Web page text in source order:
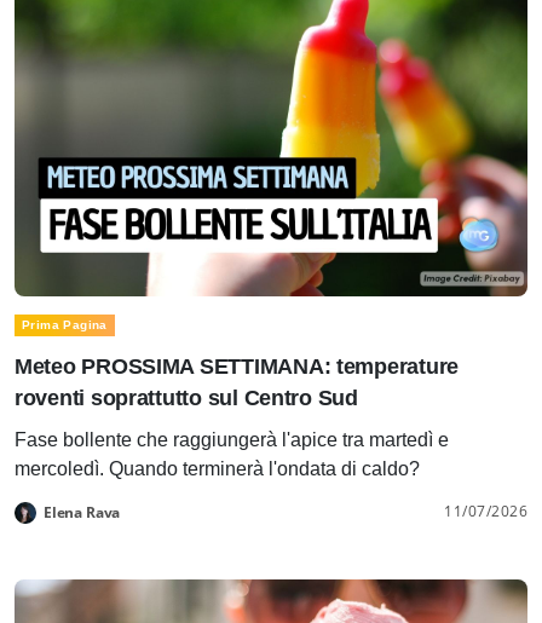
Prima Pagina
Meteo PROSSIMA SETTIMANA: temperature
roventi soprattutto sul Centro Sud
Fase bollente che raggiungerà l'apice tra martedì e
mercoledì. Quando terminerà l'ondata di caldo?
Elena Rava 11/07/2026